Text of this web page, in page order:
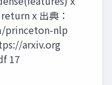
x 出典：
princeton-nlp
arxiv.org
17